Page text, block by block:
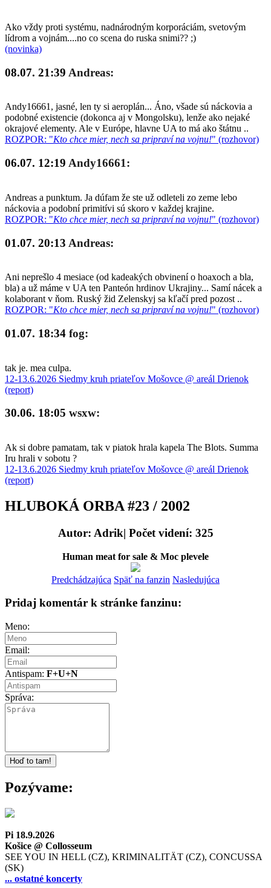
Ako vždy proti systému, nadnárodným korporáciám, svetovým
lídrom a vojnám....no co scena do ruska snimi?? ;)
(novinka)
08.07. 21:39 Andreas:
Andy16661, jasné, len ty si aeroplán... Áno, všade sú náckovia a
podobné existencie (dokonca aj v Mongolsku), lenže ako nejaké
okrajové elementy. Ale v Európe, hlavne UA to má ako štátnu ..
ROZPOR: "Kto chce mier, nech sa pripraví na vojnu!" (rozhovor)
06.07. 12:19 Andy16661:
Andreas a punktum. Ja dúfam že ste už odleteli zo zeme lebo
náckovia a podobní primitívi sú skoro v každej krajine.
ROZPOR: "Kto chce mier, nech sa pripraví na vojnu!" (rozhovor)
01.07. 20:13 Andreas:
Ani neprešlo 4 mesiace (od kadeakých obvinení o hoaxoch a bla,
bla) a už máme v UA ten Panteón hrdinov Ukrajiny... Samí nácek a
kolaborant v ňom. Ruský žid Zelenskyj sa kľačí pred pozost ..
ROZPOR: "Kto chce mier, nech sa pripraví na vojnu!" (rozhovor)
01.07. 18:34 fog:
tak je. mea culpa.
12-13.6.2026 Siedmy kruh priateľov Mošovce @ areál Drienok
(report)
30.06. 18:05 wsxw:
Ak si dobre pamatam, tak v piatok hrala kapela The Blots. Summa
Iru hrali v sobotu ?
12-13.6.2026 Siedmy kruh priateľov Mošovce @ areál Drienok
(report)
HLUBOKÁ ORBA #23 / 2002
Autor: Adrik| Počet videní: 325
Human meat for sale & Moc plevele
Predchádzajúca Späť na fanzin Nasledujúca
Pridaj komentár k stránke fanzinu:
Meno:
Email:
Antispam: F+U+N
Správa:
Pozývame:
Pi 18.9.2026
Košice @ Collosseum
SEE YOU IN HELL (CZ), KRIMINALITÄT (CZ), CONCUSSA
(SK)
... ostatné koncerty